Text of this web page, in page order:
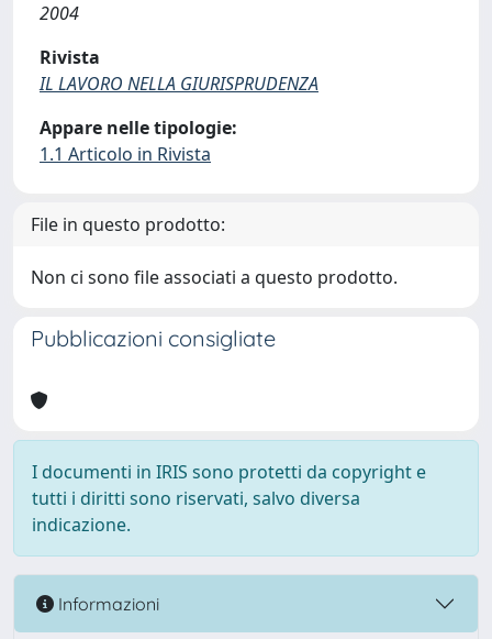
2004
Rivista
IL LAVORO NELLA GIURISPRUDENZA
Appare nelle tipologie:
1.1 Articolo in Rivista
File in questo prodotto:
Non ci sono file associati a questo prodotto.
Pubblicazioni consigliate
I documenti in IRIS sono protetti da copyright e
tutti i diritti sono riservati, salvo diversa
indicazione.
Informazioni